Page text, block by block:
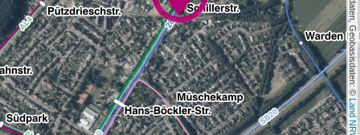
, Kartendaten, Geobasisdaten: ©
Land NRW